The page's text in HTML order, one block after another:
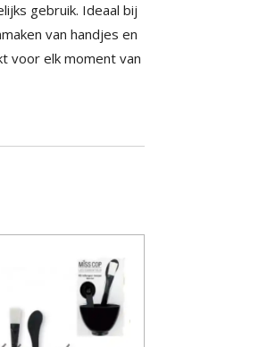
gebruik. Ideaal bij
van handjes en
voor elk moment van